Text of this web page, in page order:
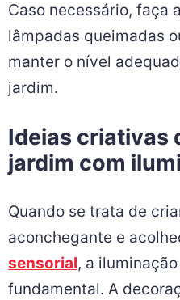
Caso necessário, faça
lâmpadas queimadas
manter o nível
jardim.
Ideias criativas
jardim com
Quando se trata de
aconchegante e
sensorial, a
fundamental. A